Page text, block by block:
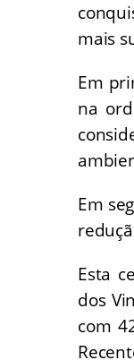
mais
Em
na
Em
Esta
dos
com